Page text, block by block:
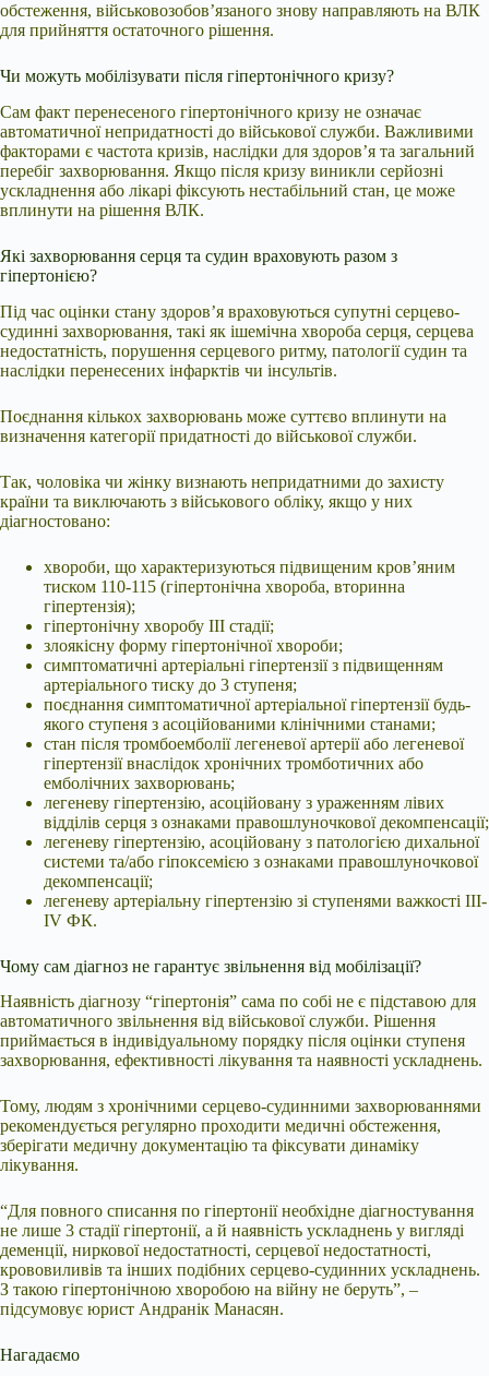
обстеження, військовозобов’язаного знову направляють на ВЛК
для прийняття остаточного рішення.
Чи можуть мобілізувати після гіпертонічного кризу?
Сам факт перенесеного гіпертонічного кризу не означає
автоматичної непридатності до військової служби. Важливими
факторами є частота кризів, наслідки для здоров’я та загальний
перебіг захворювання. Якщо після кризу виникли серйозні
ускладнення або лікарі фіксують нестабільний стан, це може
вплинути на рішення ВЛК.
Які захворювання серця та судин враховують разом з
гіпертонією?
Під час оцінки стану здоров’я враховуються супутні серцево-
судинні захворювання, такі як ішемічна хвороба серця, серцева
недостатність, порушення серцевого ритму, патології судин та
наслідки перенесених інфарктів чи інсультів.
Поєднання кількох захворювань може суттєво вплинути на
визначення категорії придатності до військової служби.
Так, чоловіка чи жінку визнають непридатними до захисту
країни та виключають з військового обліку, якщо у них
діагностовано:
хвороби, що характеризуються підвищеним кров’яним
тиском 110-115 (гіпертонічна хвороба, вторинна
гіпертензія);
гіпертонічну хворобу III стадії;
злоякісну форму гіпертонічної хвороби;
симптоматичні артеріальні гіпертензії з підвищенням
артеріального тиску до 3 ступеня;
поєднання симптоматичної артеріальної гіпертензії будь-
якого ступеня з асоційованими клінічними станами;
стан після тромбоемболії легеневої артерії або легеневої
гіпертензії внаслідок хронічних тромботичних або
емболічних захворювань;
легеневу гіпертензію, асоційовану з ураженням лівих
відділів серця з ознаками правошлуночкової декомпенсації;
легеневу гіпертензію, асоційовану з патологією дихальної
системи та/або гіпоксемією з ознаками правошлуночкової
декомпенсації;
легеневу артеріальну гіпертензію зі ступенями важкості III-
IV ФК.
Чому сам діагноз не гарантує звільнення від мобілізації?
Наявність діагнозу “гіпертонія” сама по собі не є підставою для
автоматичного звільнення від військової служби. Рішення
приймається в індивідуальному порядку після оцінки ступеня
захворювання, ефективності лікування та наявності ускладнень.
Тому, людям з хронічними серцево-судинними захворюваннями
рекомендується регулярно проходити медичні обстеження,
зберігати медичну документацію та фіксувати динаміку
лікування.
“Для повного списання по гіпертонії необхідне діагностування
не лише 3 стадії гіпертонії, а й наявність ускладнень у вигляді
деменції, ниркової недостатності, серцевої недостатності,
крововиливів та інших подібних серцево-судинних ускладнень.
З такою гіпертонічною хворобою на війну не беруть”, –
підсумовує юрист Андранік Манасян.
Нагадаємо